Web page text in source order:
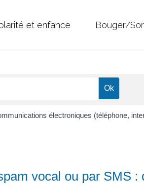
et enfance Bouger/
électroniques (téléphone,
vocal ou par SMS :